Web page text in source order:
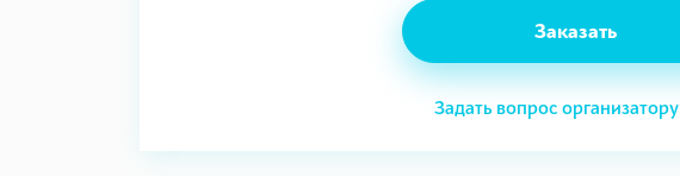
Заказать
Задать вопрос организатору